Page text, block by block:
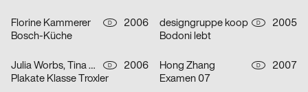
Florine Kammerer D
2006
Bosch-Küche
designgruppe koop D
2005
Bodoni lebt
Julia Worbs, Tina Worbs D
2006
Plakate Klasse Troxler
Hong Zhang D
2007
Examen 07